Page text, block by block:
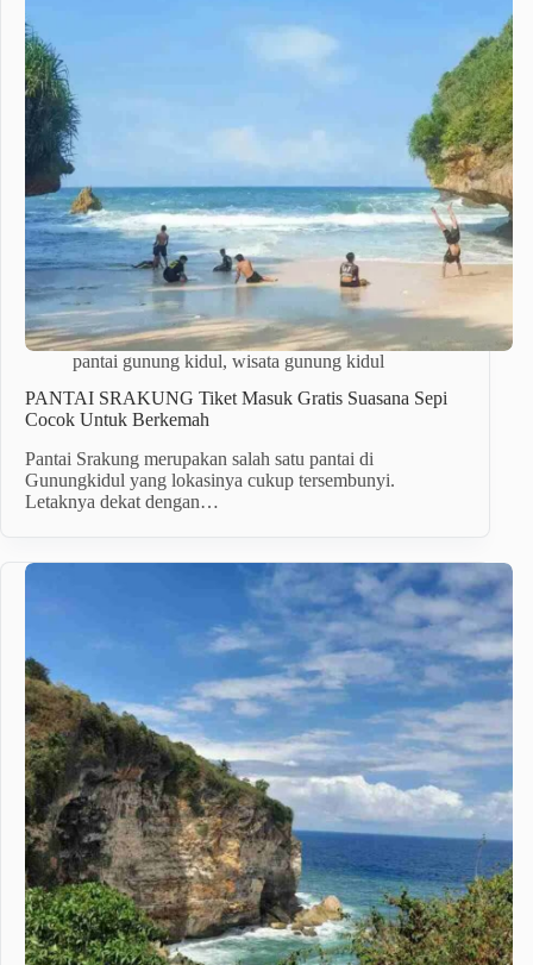
pantai gunung kidul, wisata gunung kidul
PANTAI SRAKUNG Tiket Masuk Gratis Suasana Sepi
Cocok Untuk Berkemah
Pantai Srakung merupakan salah satu pantai di
Gunungkidul yang lokasinya cukup tersembunyi.
Letaknya dekat dengan…